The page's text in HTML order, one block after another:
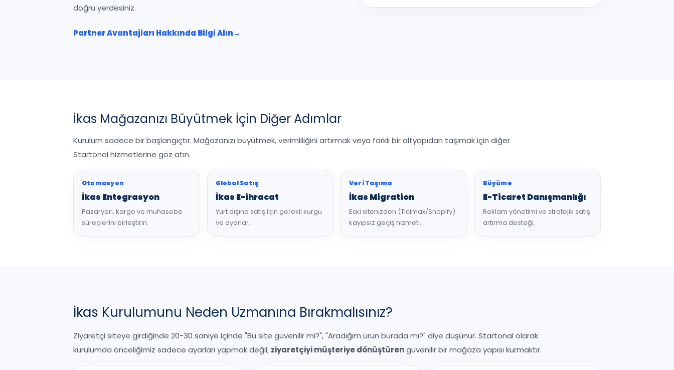
doğru yerdesiniz.
Partner Avantajları Hakkında Bilgi Alın→
İkas Mağazanızı Büyütmek İçin Diğer Adımlar
Kurulum sadece bir başlangıçtır. Mağazanızı büyütmek, verimliliğini artırmak veya farklı bir altyapıdan taşımak için diğer
Startonal hizmetlerine göz atın.
Otomasyon
İkas Entegrasyon
Pazaryeri, kargo ve muhasebe
süreçlerini birleştirin.
Global Satış
İkas E-ihracat
Yurt dışına satış için gerekli kurgu
ve ayarlar.
Veri Taşıma
İkas Migration
Eski sitenizden (Ticimax/Shopify)
kayıpsız geçiş hizmeti.
Büyüme
E-Ticaret Danışmanlığı
Reklam yönetimi ve stratejik satış
artırma desteği.
İkas Kurulumunu Neden Uzmanına Bırakmalısınız?
Ziyaretçi siteye girdiğinde 20-30 saniye içinde "Bu site güvenilir mi?", "Aradığım ürün burada mı?" diye düşünür. Startonal olarak
kurulumda önceliğimiz sadece ayarları yapmak değil; ziyaretçiyi müşteriye dönüştürengüvenilir bir mağaza yapısı kurmaktır.